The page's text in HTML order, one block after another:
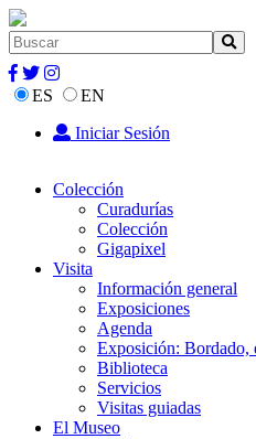
ES
EN
Iniciar Sesión
Colección
Curadurías
Colección
Gigapixel
Visita
Información general
Exposiciones
Agenda
Exposición: Bordado,
Biblioteca
Servicios
Visitas guiadas
El Museo